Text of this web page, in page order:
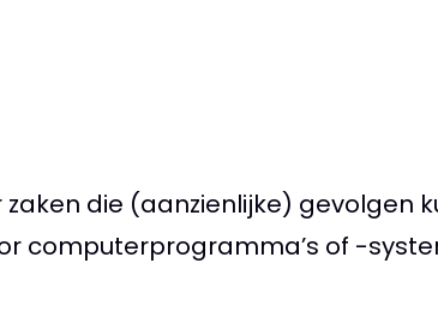
die (aanzienlijke) gevolgen
computerprogramma’s of -